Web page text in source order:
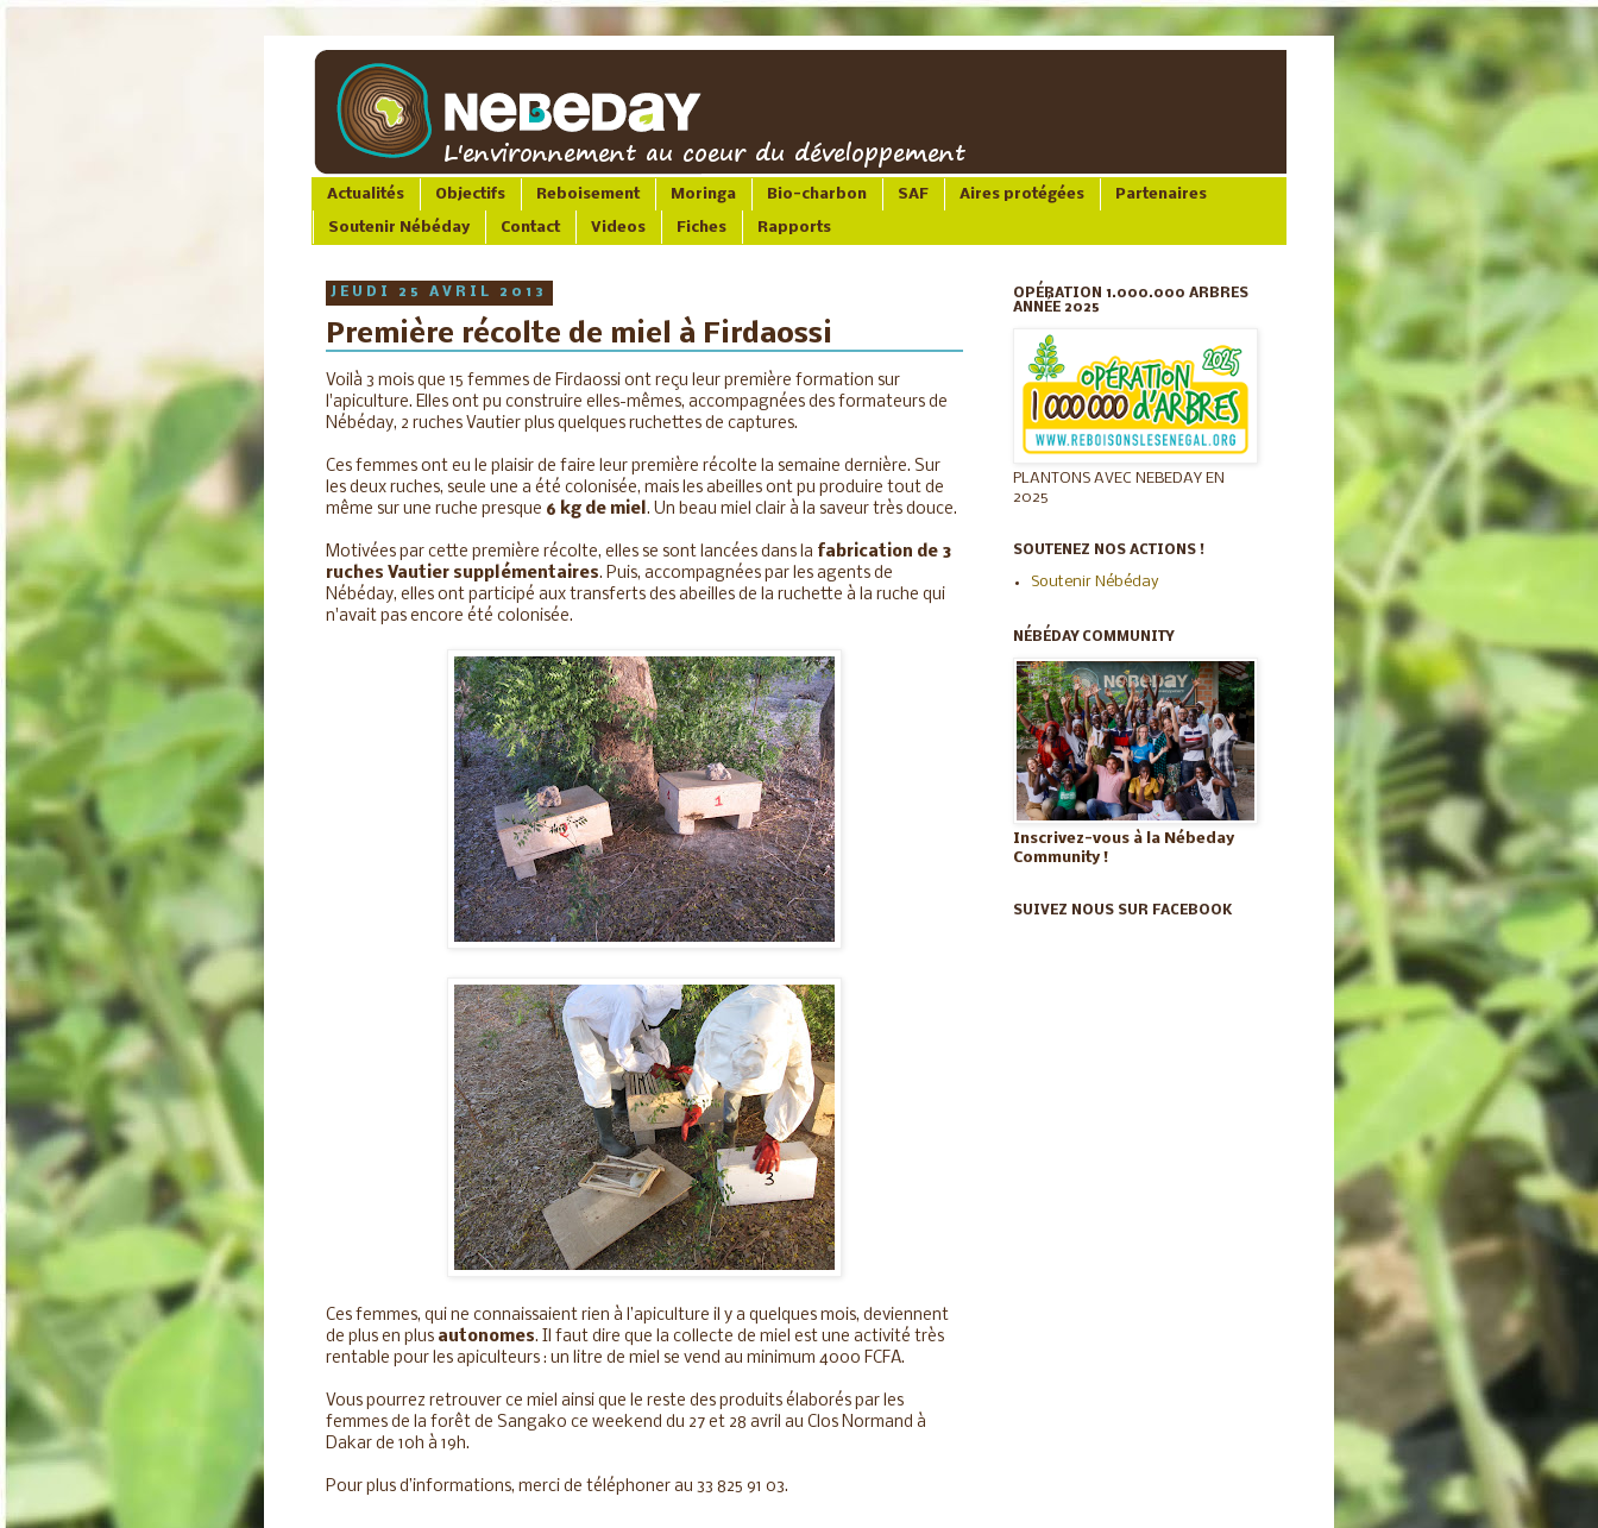
Actualités Objectifs Reboisement Moringa Bio-charbon SAF Aires protégées Partenaires
Soutenir Nébéday Contact Videos Fiches Rapports
JEUDI 25 AVRIL 2013
Première récolte de miel à Firdaossi
Voilà 3 mois que 15 femmes de Firdaossi ont reçu leur première formation sur
l'apiculture. Elles ont pu construire elles-mêmes, accompagnées des formateurs de
Nébéday, 2 ruches Vautier plus quelques ruchettes de captures.
Ces femmes ont eu le plaisir de faire leur première récolte la semaine dernière. Sur
les deux ruches, seule une a été colonisée, mais les abeilles ont pu produire tout de
même sur une ruche presque 6 kg de miel. Un beau miel clair à la saveur très douce.
Motivées par cette première récolte, elles se sont lancées dans la fabrication de 3
ruches Vautier supplémentaires. Puis, accompagnées par les agents de
Nébéday, elles ont participé aux transferts des abeilles de la ruchette à la ruche qui
n'avait pas encore été colonisée.
Ces femmes, qui ne connaissaient rien à l’apiculture il y a quelques mois, deviennent
de plus en plus autonomes. Il faut dire que la collecte de miel est une activité très
rentable pour les apiculteurs : un litre de miel se vend au minimum 4000 FCFA.
Vous pourrez retrouver ce miel ainsi que le reste des produits élaborés par les
femmes de la forêt de Sangako ce weekend du 27 et 28 avril au Clos Normand à
Dakar de 10h à 19h.
Pour plus d’informations, merci de téléphoner au 33 825 91 03.
OPÉRATION 1.000.000 ARBRES
ANNÉE 2025
PLANTONS AVEC NEBEDAY EN
2025
SOUTENEZ NOS ACTIONS !
Soutenir Nébéday
NÉBÉDAY COMMUNITY
Inscrivez-vous à la Nébeday
Community !
SUIVEZ NOUS SUR FACEBOOK